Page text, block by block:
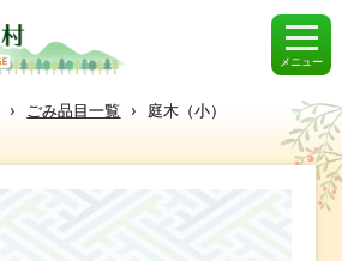
メニュー
› ごみ品目一覧 › 庭木（小）